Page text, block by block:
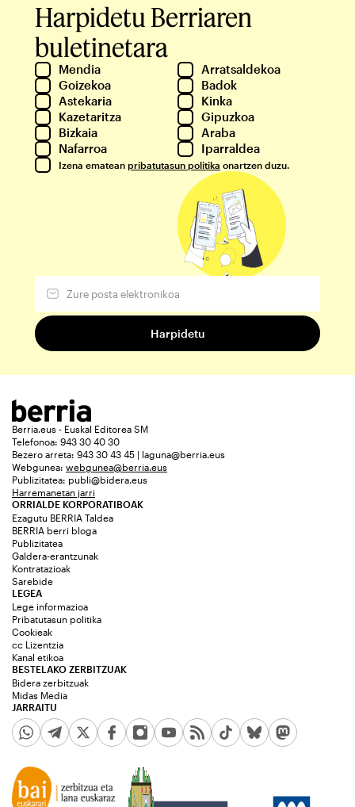
Harpidetu Berriaren
buletinetara
Mendia
Arratsaldekoa
Goizekoa
Badok
Astekaria
Kinka
Kazetaritza
Gipuzkoa
Bizkaia
Araba
Nafarroa
Iparraldea
Izena ematean pribatutasun politika onartzen duzu.
Berria.eus - Euskal Editorea SM
Telefonoa: 943 30 40 30
Bezero arreta: 943 30 43 45 | laguna@berria.eus
Webgunea: webgunea@berria.eus
Publizitatea: publi@bidera.eus
Harremanetan jarri
ORRIALDE KORPORATIBOAK
Ezagutu BERRIA Taldea
BERRIA berri bloga
Publizitatea
Galdera-erantzunak
Kontratazioak
Sarebide
JARRAITU
LEGEA
Lege informazioa
Pribatutasun politika
Cookieak
cc Lizentzia
Kanal etikoa
BESTELAKO ZERBITZUAK
Bidera zerbitzuak
Midas Media